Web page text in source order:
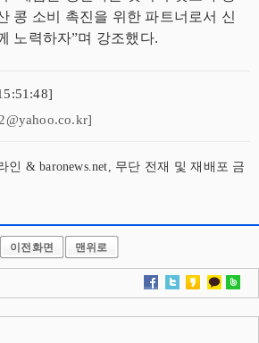
콩 소비 촉진을 위한 파트너로서 신
노력하자”며 강조했다.
인 & baronews.net, 무단 전재 및 재배포 금
이전화면 맨위로